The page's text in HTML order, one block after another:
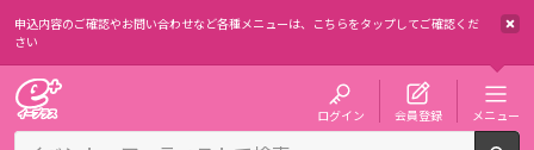
申込内容のご確認やお問い合わせなど各種メニューは、 こちらをタップしてご確認くだ
さい
ログイン 会員登録 メニュー